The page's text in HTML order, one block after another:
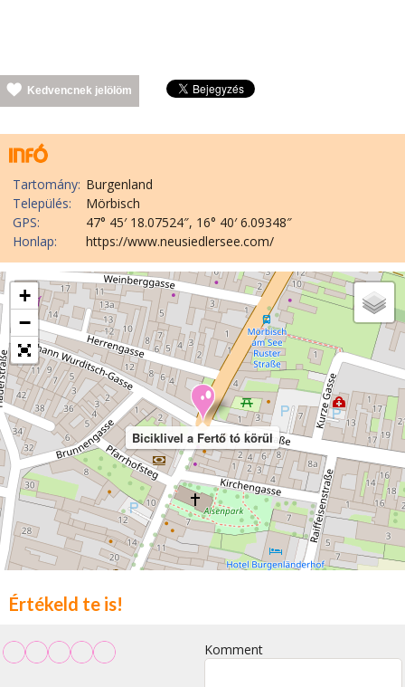
Kedvencnek jelölöm
Tartomány: Burgenland
Település:
Mörbisch
GPS:
47° 45′ 18.07524″, 16° 40′ 6.09348″
Honlap:
https://www.neusiedlersee.com/
Biciklivel a Fertő tó körül
+
−
Értékeld te is!
Komment